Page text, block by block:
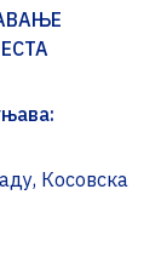
Косовска